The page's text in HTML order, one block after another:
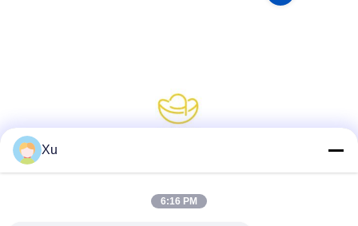
Xu
6:16 PM